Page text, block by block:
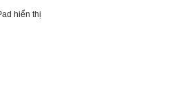
hiển thị